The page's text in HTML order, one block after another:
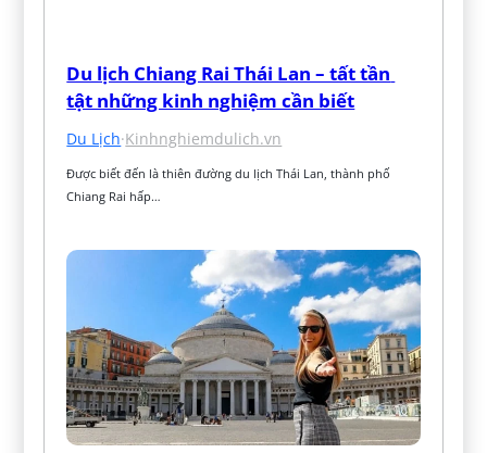
Du lịch Chiang Rai Thái Lan – tất tần
tật những kinh nghiệm cần biết
Du Lịch·Kinhnghiemdulich.vn
Được biết đến là thiên đường du lịch Thái Lan, thành phố
Chiang Rai hấp…